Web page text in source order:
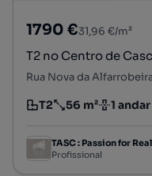
1790 €31,96 €/m²
T2 no Centro de
Tipologia
T2
Preço por metro
56 m²
Andar 1 andar
TASC : Passion for
Profissional